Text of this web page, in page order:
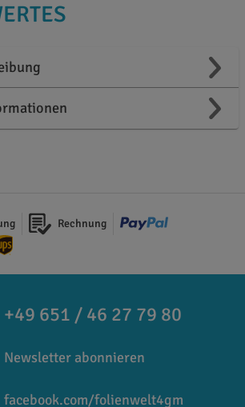
Rechnung
+49 651 / 46 27 79 80
Newsletter abonnieren
facebook.com/folienwelt4gm